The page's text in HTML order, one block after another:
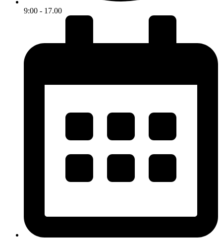
9:00 - 17.00